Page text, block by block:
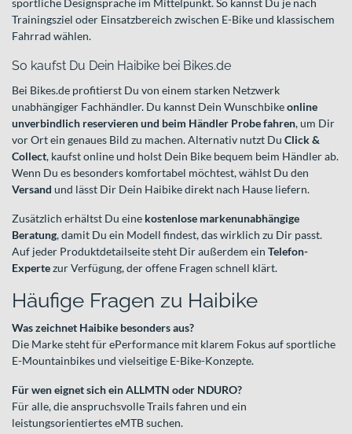
sportliche Designsprache im Mittelpunkt. So kannst Du je nach
Trainingsziel oder Einsatzbereich zwischen E-Bike und klassischem
Fahrrad wählen.
So kaufst Du Dein Haibike bei Bikes.de
Bei Bikes.de profitierst Du von einem starken Netzwerk
unabhängiger Fachhändler. Du kannst Dein Wunschbikeonline
unverbindlich reservieren und beim Händler Probe fahren, um Dir
vor Ort ein genaues Bild zu machen. Alternativ nutzt Du Click &
Collect, kaufst online und holst Dein Bike bequem beim Händler ab.
Wenn Du es besonders komfortabel möchtest, wählst Du den
Versand und lässt Dir Dein Haibike direkt nach Hause liefern.
Zusätzlich erhältst Du eine kostenlose markenunabhängige
Beratung, damit Du ein Modell findest, das wirklich zu Dir passt.
Auf jeder Produktdetailseite steht Dir außerdem ein Telefon-
Expertezur Verfügung, der offene Fragen schnell klärt.
Häufige Fragen zu Haibike
Was zeichnet Haibike besonders aus?
Die Marke steht für ePerformance mit klarem Fokus auf sportliche
E-Mountainbikes und vielseitige E-Bike-Konzepte.
Für wen eignet sich ein ALLMTN oder NDURO?
Für alle, die anspruchsvolle Trails fahren und ein
leistungsorientiertes eMTB suchen.